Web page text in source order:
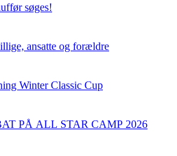
søges!
ansatte og forældre
Winter Classic Cup
PÅ ALL STAR CAMP 2026